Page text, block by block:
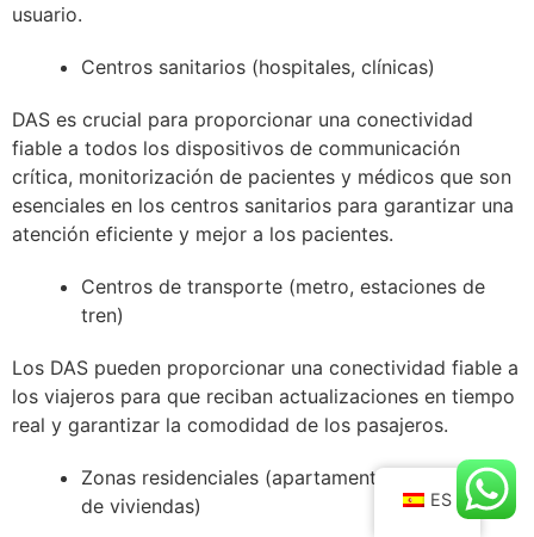
usuario.
Centros sanitarios (hospitales, clínicas)
DAS es crucial para proporcionar una conectividad
fiable a todos los dispositivos de communicación
crítica, monitorización de pacientes y médicos que son
esenciales en los centros sanitarios para garantizar una
atención eficiente y mejor a los pacientes.
Centros de transporte (metro, estaciones de
tren)
Los DAS pueden proporcionar una conectividad fiable a
los viajeros para que reciban actualizaciones en tiempo
real y garantizar la comodidad de los pasajeros.
Zonas residenciales (apartamentos, complejos
de viviendas)
ES